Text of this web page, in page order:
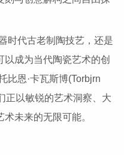
代古老制陶技艺，还是
以成为当代陶瓷艺术的创
比恩·卡瓦斯博(Torbjrn
正以敏锐的艺术洞察、大
未来的无限可能。